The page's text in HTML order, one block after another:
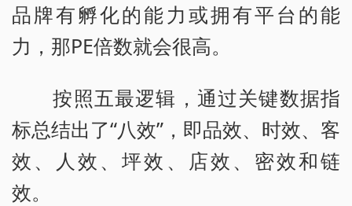
品牌有孵化的能力或拥有平台的能
力，那PE倍数就会很高。
按照五最逻辑，通过关键数据指
标总结出了“八效”，即品效、时效、客
效、人效、坪效、店效、密效和链
效。